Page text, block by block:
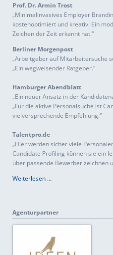
Prof. Dr. Armin Trost
„Minimalinvasives Employer
kostenoptimiert und kreativ. Ein
Zeichen der Zeit erkannt hat.“
Berliner Morgenpost
„Arbeitgeber auf Mitarbeitersuche
„Ein wegweisender Ratgeber.“
Hamburger Abendblatt
„Ein neuer Ansatz in der
„Für die aktive Personalsuche ist
vielversprechende Empfehlung.“
Talentpro.de
„Hier werden sicher viele
Candidate Profiling können sie ein
über passende Bewerber zeichnen
Weiterlesen …
Agenturpartner